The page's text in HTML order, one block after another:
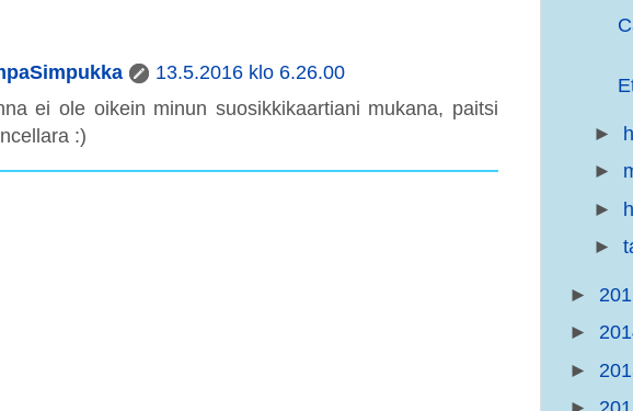
13.5.2016 klo 6.26.00
ei ole oikein minun suosikkikaartiani mukana, paitsi
:)
►
►
►
►
►
►
►